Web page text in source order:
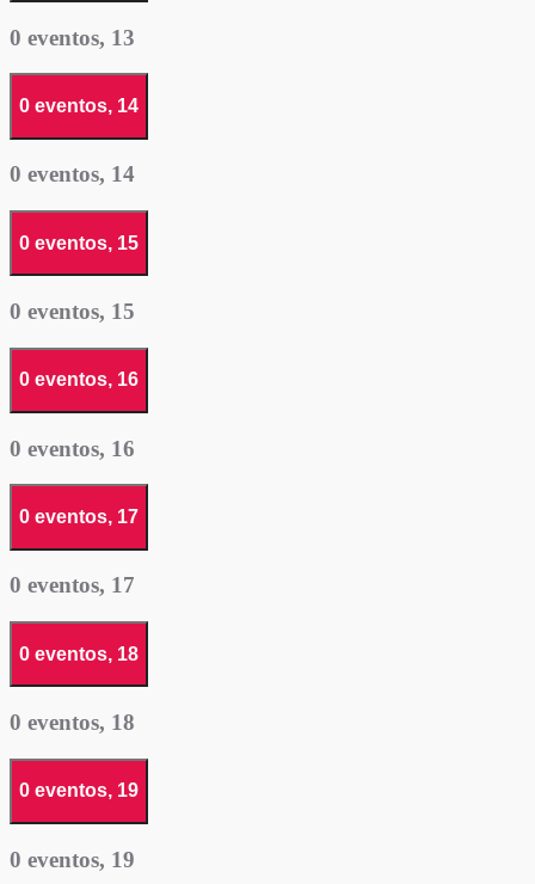
0 eventos, 13
0 eventos, 14
0 eventos, 14
0 eventos, 15
0 eventos, 15
0 eventos, 16
0 eventos, 16
0 eventos, 17
0 eventos, 17
0 eventos, 18
0 eventos, 18
0 eventos, 19
0 eventos, 19